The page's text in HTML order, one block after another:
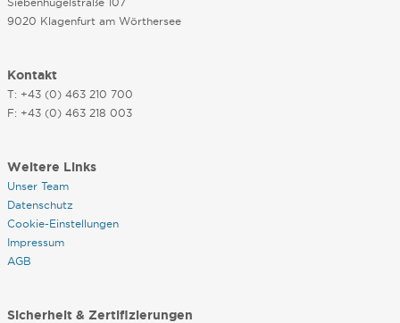
9020 Klagenfurt am Wörthersee
Kontakt
T: +43 (0) 463 210 700
F: +43 (0) 463 218 003
Weitere Links
Unser Team
Datenschutz
Cookie-Einstellungen
Impressum
AGB
Sicherheit & Zertifizierungen